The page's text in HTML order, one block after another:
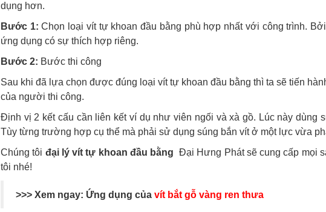
dụng hơn.
Bước 1: Chọn loại vít tự khoan đầu bằng phù hợp nhất với công trình.
ứng dụng có sự thích hợp riêng.
Bước 2: Bước thi công
Sau khi đã lựa chọn được đúng loại vít tự khoan đầu bằng thì ta sẽ tiến
của người thi công.
Định vị 2 kết cấu cần liên kết ví dụ như viên ngối và xà gồ. Lúc này dùng
Tùy từng trường hợp cụ thể mà phải sử dụng súng bắn vít ở một lực vừa
Chúng tôi đại lý vít tự khoan đầu bằng Đại Hưng Phát sẽ cung cấp mọi
tôi nhé!
>>> Xem ngay: Ứng dụng của vít bắt gỗ vàng ren thưa